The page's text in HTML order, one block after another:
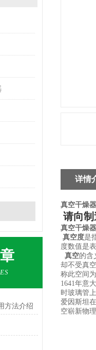
方法介绍
详情
真空干燥
请向
真空干燥
真空度是
度数值是
真空的含
却不受真
称此空间
1641年意
时玻璃管
爱因斯坦
空崭新物